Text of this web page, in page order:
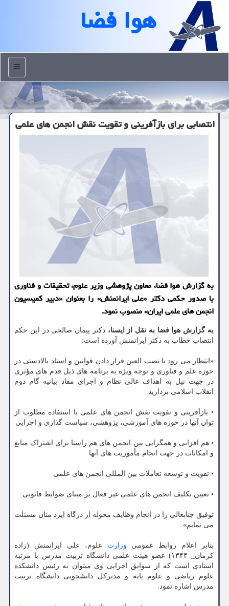
هوا فضا
منو
انتصابی برای بازآفرینی و تقویت نقش انجمن های علمی
به گزارش هوا فضا، معاون پژوهشی وزیر علوم، تحقیقات و فناوری
با صدور حکمی دکتر «علی ایرانمنش» را بعنوان «دبیر کمیسیون
انجمن های علمی ایران» منصوب نمود.
به گزارش هوا فضا به نقل از ایسنا،دکتر پیمان صالحی در این حکم
انتصاب خطاب به دکتر ایرانمنش آورده است:
«انتظار می رود با نصب العین قرار دادن قوانین و اسناد بالادستی در
حوزه علم و فناوری و توجه ویژه به برنامه های ذیل قدم های مؤثری
در جهت نیل به اهداف عالی نظام و اجرای مفاد بیانیه گام دوم
انقلاب اسلامی بردارید.
• بازآفرینی و تقویت نقش انجمن های علمی با استفاده مطلوب از
توان آنها در حوزه های آموزشی، پژوهشی، سیاست گذاری و اجرایی
• هم افزایی و همگرایی بین انجمن های هم راستا برای اشتراک منابع
و امکانات در جهت انجام مأموریت های آنها
• تقویت و توسعه تعاملات بین المللی انجمن های علمی
• تعیین تکلیف انجمن های علمی غیر فعال بر مبنای ضوابط قانونی
توفیق جنابعالی را در انجام وظایف محوله از درگاه ایزد منان مسئلت
می نمایم».
بنابر اعلام روابط عمومی وزارت علوم، علی ایرانمنش (زاده
کرمان_ ۱۳۴۴) عضو هیئت علمی دانشگاه تربیت مدرس با مرتبه
استادی است که از سوابق اجرایی وی میتوان به رئیس دانشکده
علوم ریاضی و علوم پایه و مدیرکل دانشجویی دانشگاه تربیت
مدرس اشاره نمود.